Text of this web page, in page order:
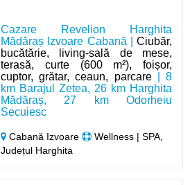
Cazare Revelion Harghita
Mădăraș Izvoare Cabană | Ciubăr,
bucătărie, living-sală de mese,
terasă, curte (600 m²), foișor,
cuptor, grătar, ceaun, parcare| 8
km Barajul Zetea, 26 km Harghita
Mădăraș, 27 km Odorheiu
Secuiesc
Cabană Izvoare
Wellness | SPA,
Județul Harghita